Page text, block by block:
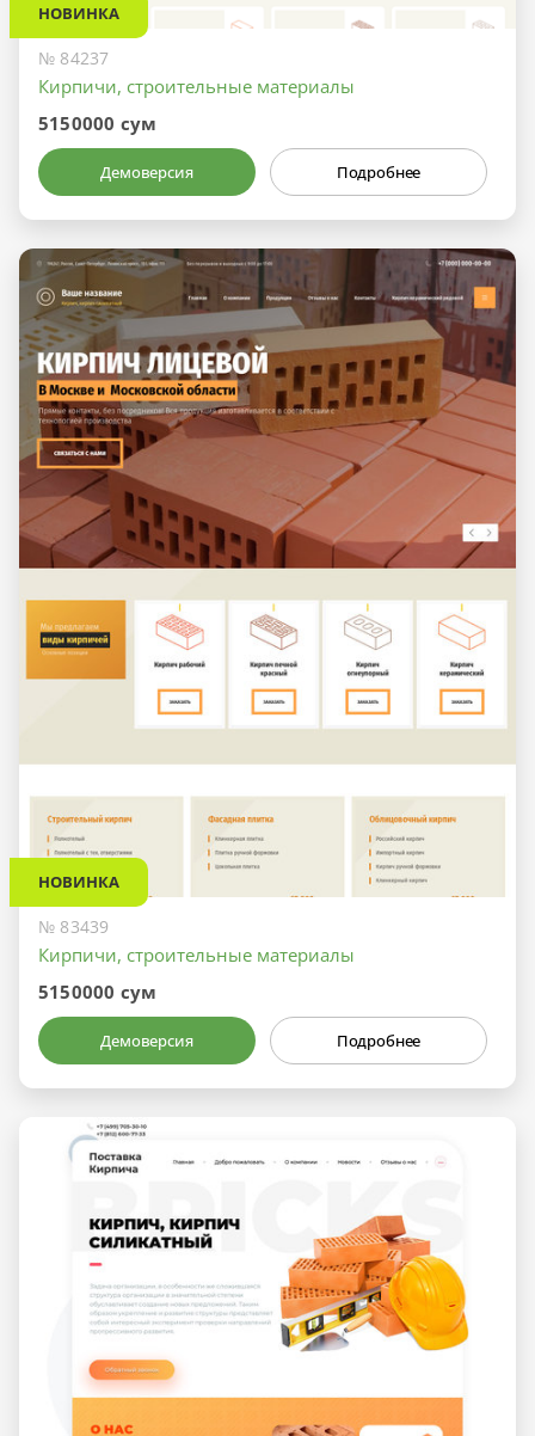
НОВИНКА
№ 84237
Кирпичи, строительные материалы
5150000 сум
Демоверсия Подробнее
НОВИНКА
№ 83439
Кирпичи, строительные материалы
5150000 сум
Демоверсия Подробнее